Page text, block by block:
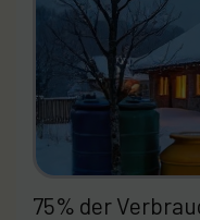
75% der